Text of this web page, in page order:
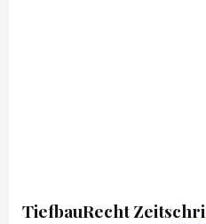
TiefbauRecht